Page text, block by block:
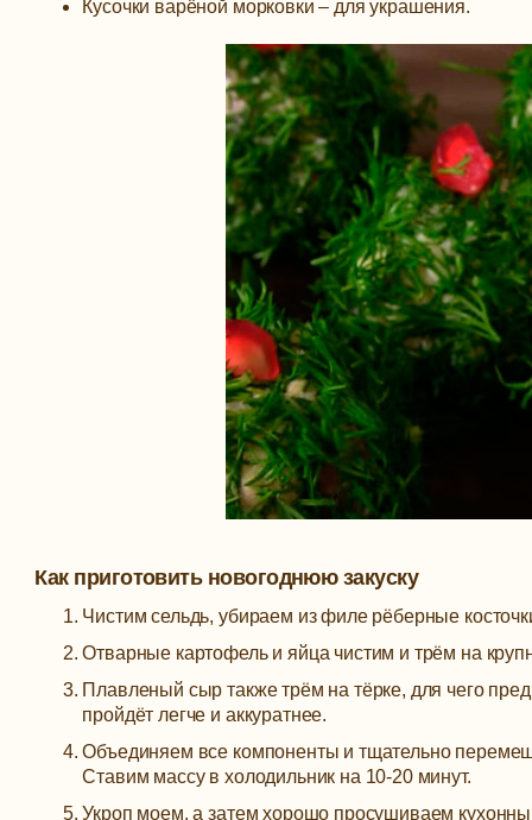
Кусочки варёной морковки – для украшения.
Как приготовить новогоднюю закуску
Чистим сельдь, убираем из филе рёберные
Отварные картофель и яйца чистим и трём на
Плавленый сыр также трём на тёрке, для чего
пройдёт легче и аккуратнее.
Объединяем все компоненты и тщательно
Ставим массу в холодильник на 10-20 минут.
Укроп моем, а затем хорошо просушиваем